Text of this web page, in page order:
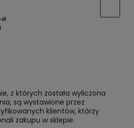
z których została wyliczona
są wystawione przez
klientów, którzy
zakupu w sklepie.